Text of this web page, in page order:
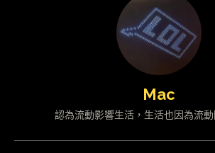
Mac
認為流動影響生活，生活也因為流動